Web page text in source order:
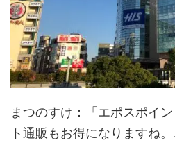
まつのすけ ：「エポスポイ
ト通販もお得になりますね